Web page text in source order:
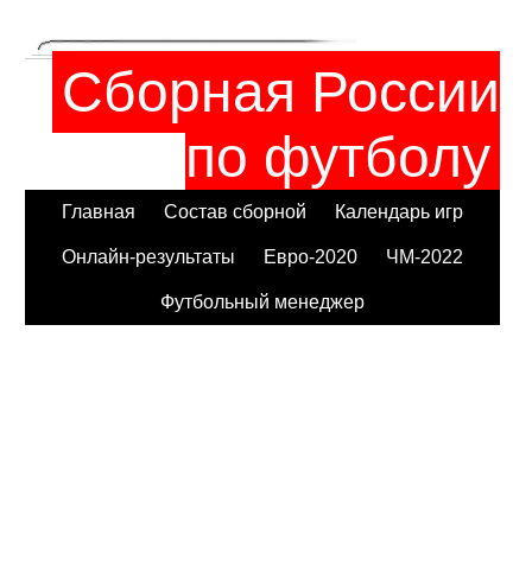
Сборная России
по футболу
Главная Состав сборной Календарь игр
Онлайн-результаты Евро-2020 ЧМ-2022
Футбольный менеджер